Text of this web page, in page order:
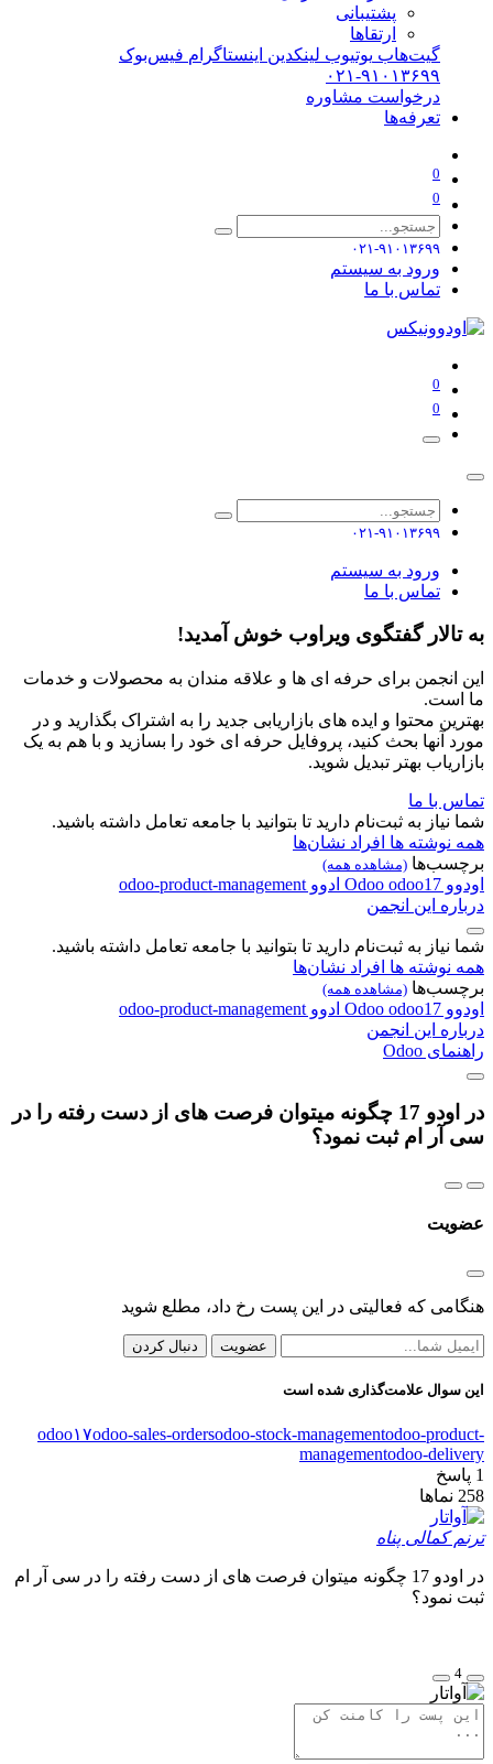
پشتیبانی
ارتقاها
گیت‌هاب یوتیوب لینکدین اینستاگرام فیس‌بوک
۰۲۱-۹۱۰۱۳۶۹۹
درخواست مشاوره
تعرفه‌ها
0
0
۰۲۱-۹۱۰۱۳۶۹۹
ورود به سیستم
تماس با ما
0
0
۰۲۱-۹۱۰۱۳۶۹۹
ورود به سیستم
تماس با ما
به تالار گفتگوی ویراوب خوش آمدید!
این انجمن برای حرفه ای ها و علاقه مندان به محصولات و خدمات
ما است.
بهترین محتوا و ایده های بازاریابی جدید را به اشتراک بگذارید و در
مورد آنها بحث کنید، پروفایل حرفه ای خود را بسازید و با هم به یک
بازاریاب بهتر تبدیل شوید.
تماس با ما
شما نیاز به ثبت‌نام دارید تا بتوانید با جامعه تعامل داشته باشید.
همه نوشته ها افراد نشان‌ها
برچسب‌ها (مشاهده همه)
اودوو Odoo odoo17 ادوو odoo-product-management
درباره این انجمن
شما نیاز به ثبت‌نام دارید تا بتوانید با جامعه تعامل داشته باشید.
همه نوشته ها افراد نشان‌ها
برچسب‌ها (مشاهده همه)
اودوو Odoo odoo17 ادوو odoo-product-management
درباره این انجمن
راهنمای Odoo
در اودو 17 چگونه میتوان فرصت های از دست رفته را در
سی آر ام ثبت نمود؟
عضویت
هنگامی که فعالیتی در این پست رخ داد، مطلع شوید
عضویت دنبال کردن
این سوال علامت‌گذاری شده است
odoo۱۷odoo-sales-ordersodoo-stock-managementodoo-product-
managementodoo-delivery
1 پاسخ
258 نماها
ترنم کمالی پناه
در اودو 17 چگونه میتوان فرصت های از دست رفته را در سی آر ام
ثبت نمود؟
4